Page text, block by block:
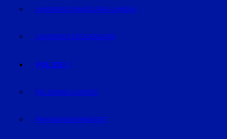
LANDKREIS DINGOLFING-LANDAU
LANDKREIS DEGGENDORF
POLIZEI
POLIZEIMELDUNGEN
FAHNDUNG/VERMISSTE